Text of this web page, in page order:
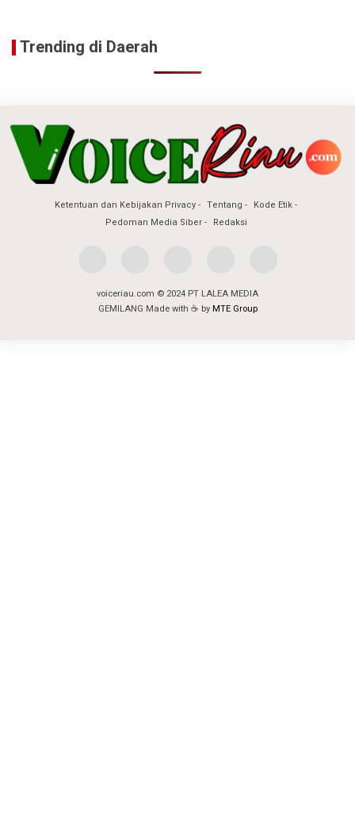
Trending di Daerah
Ketentuan dan Kebijakan Privacy Tentang
Kode Etik
Pedoman Media Siber
Redaksi
voiceriau.com © 2024 PT LALEA MEDIA
GEMILANG Made with ☕ by MTE Group